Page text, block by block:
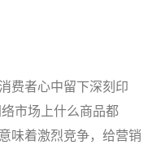
费者心中留下深刻印
市场上什么商品都
味着激烈竞争，给营销